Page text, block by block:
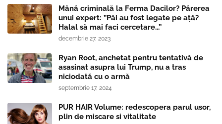
Mână criminală la Ferma Dacilor? Părerea
unui expert: ”Păi au fost legate pe ață?
Halal să mai faci cercetare...”
decembrie 27, 2023
Ryan Root, anchetat pentru tentativă de
asasinat asupra lui Trump, nu a tras
niciodată cu o armă
septembrie 17, 2024
PUR HAIR Volume: redescopera parul usor,
plin de miscare si vitalitate